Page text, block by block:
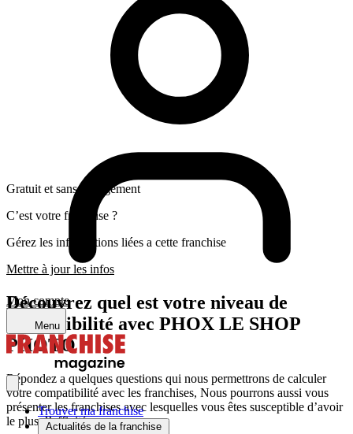
Mon compte
Menu
Trouver ma franchise
Actualités de la franchise
Gratuit et sans engagement
C’est votre franchise ?
Gérez les informations liées a cette franchise
Mettre à jour les infos
Découvrez quel est votre niveau de
compatibilité avec PHOX LE SHOP
PHOTO
Répondez a quelques questions qui nous permettrons de calculer
votre compatibilité avec les franchises, Nous pourrons aussi vous
présenter les franchises avec lesquelles vous êtes susceptible d’avoir
le plus d’affinité